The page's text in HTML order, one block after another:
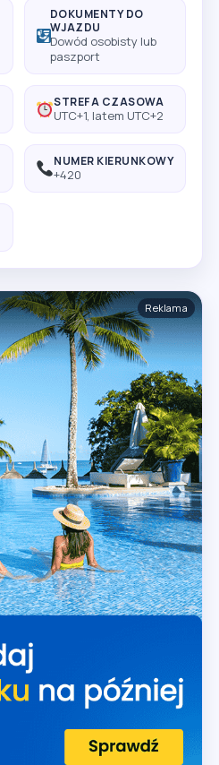
DOKUMENTY DO
WJAZDU
Dowód osobisty lub
paszport
STREFA CZASOWA
UTC+1, latem UTC+2
NUMER KIERUNKOWY
+420
Reklama